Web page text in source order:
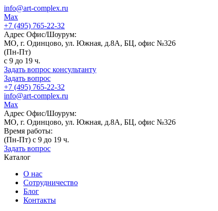
info@art-complex.ru
Max
+7 (495) 765-22-32
Адрес Офис/Шоурум:
МО, г. Одинцово, ул. Южная, д.8А, БЦ, офис №326
(Пн-Пт)
с 9 до 19 ч.
Задать вопрос консультанту
Задать вопрос
+7 (495) 765-22-32
info@art-complex.ru
Max
Адрес Офис/Шоурум:
МО, г. Одинцово, ул. Южная, д.8А, БЦ, офис №326
Время работы:
(Пн-Пт) с 9 до 19 ч.
Задать вопрос
Каталог
О нас
Сотрудничество
Блог
Контакты